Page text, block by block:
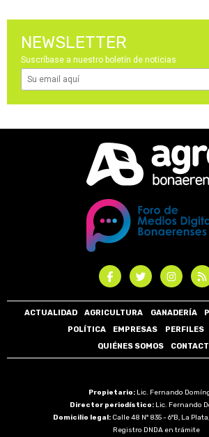
NEWSLETTER
Suscríbase a nuestro boletín de noticias
ACTUALIDAD AGRICULTURA GANADERÍA
POLÍTICA
EMPRESAS PERFILES
QUIÉNES SOMOS
Propietario: Lic. Fernando
Director periodístico: Lic. Fernando
Domicilio legal: Calle 48 N° 835 - 6°B, La
Registro DNDA en trámite